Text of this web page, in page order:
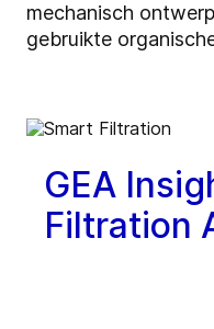
mechanisch
gebruikte
GEA
Filtration